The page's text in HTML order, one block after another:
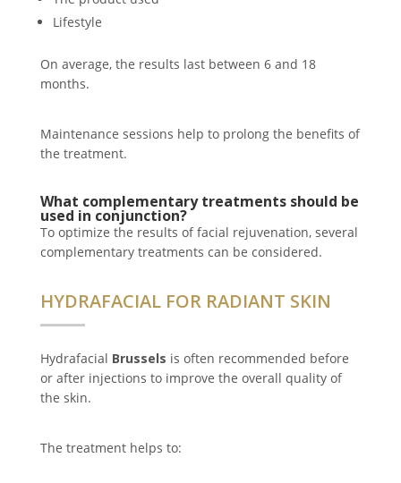
Lifestyle
On average, the results last between 6 and 18
months.
Maintenance sessions help to prolong the benefits of
the treatment.
What complementary treatments should be
used in conjunction?
To optimize the results of facial rejuvenation, several
complementary treatments can be considered.
HYDRAFACIAL FOR RADIANT SKIN
Hydrafacial Brussels is often recommended before
or after injections to improve the overall quality of
the skin.
The treatment helps to: